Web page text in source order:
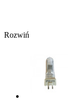
Rozwiń